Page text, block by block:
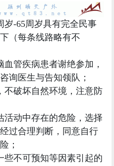
岁-65周岁具有完全民事
（每条线路略有不
管疾病患者谢绝参加，
询医生与告知领队；
不破坏自然环境，注意防
活动中存在的危险，选择
过合理判断，同意自行
；
些不可预知等因素引起的